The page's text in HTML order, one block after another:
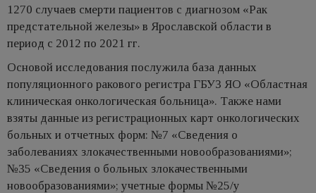
1270 случаев смерти пациентов с диагнозом «Рак
предстательной железы» в Ярославской области в
период с 2012 по 2021 гг.
Основой исследования послужила база данных
популяционного ракового регистра ГБУЗ ЯО «Областная
клиническая онкологическая больница». Также нами
взяты данные из регистрационных карт онкологических
больных и отчетных форм: №7 «Сведения о
заболеваниях злокачественными новообразованиями»;
№35 «Сведения о больных злокачественными
новообразованиями»; учетные формы №25/у